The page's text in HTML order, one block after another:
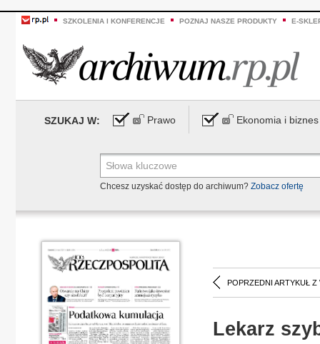
SZKOLENIA I KONFERENCJE POZNAJ NASZE PRODUKTY E-
SZUKAJ W: Prawo Ekonomia i biznes
Chcesz uzyskać dostęp do archiwum? Zobacz ofertę
POPRZEDNI ARTYKUŁ Z
Lekarz